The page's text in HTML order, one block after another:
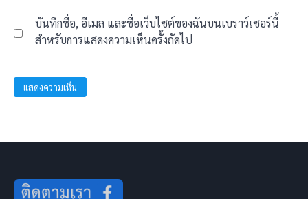
บันทึกชื่อ, อีเมล และชื่อเว็บไซต์ของฉันบนเบราว์เซอร์นี้
สำหรับการแสดงความเห็นครั้งถัดไป